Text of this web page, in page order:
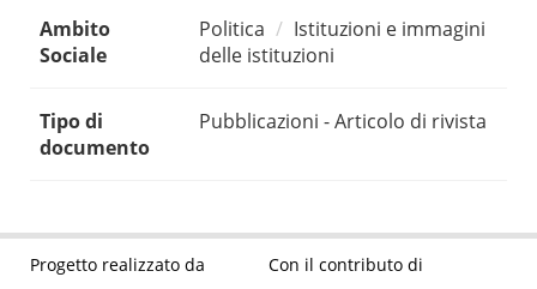
Ambito
Sociale
Politica
Istituzioni e immagini
delle istituzioni
Tipo di
documento
Pubblicazioni - Articolo di rivista
Progetto realizzato da Con il contributo di